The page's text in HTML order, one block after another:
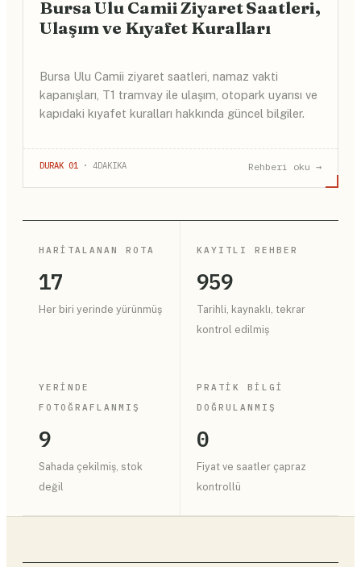
Bursa Ulu Camii Ziyaret Saatleri,
Ulaşım ve Kıyafet Kuralları
Bursa Ulu Camii ziyaret saatleri, namaz vakti
kapanışları, T1 tramvay ile ulaşım, otopark uyarısı ve
kapıdaki kıyafet kuralları hakkında güncel bilgiler.
DURAK 01 · 4DAKIKA Rehberi oku →
HARITALANAN ROTA
17
Her biri yerinde yürünmüş
KAYITLI REHBER
959
Tarihli, kaynaklı, tekrar
kontrol edilmiş
YERINDE
FOTOĞRAFLANMIŞ
9
Sahada çekilmiş, stok
değil
PRATIK BILGI
DOĞRULANMIŞ
0
Fiyat ve saatler çapraz
kontrollü